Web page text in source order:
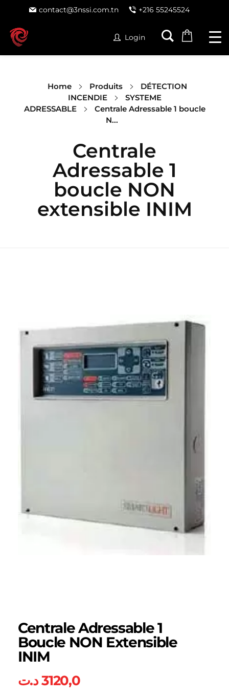
contact@3nssi.com.tn +216 55245524
Login
Home Produits
DÉTECTION
INCENDIE
SYSTEME
ADRESSABLE
Centrale Adressable 1 boucle
N...
Centrale
Adressable 1
boucle NON
extensible INIM
Centrale Adressable 1
Boucle NON Extensible
INIM
3120,0د.ت